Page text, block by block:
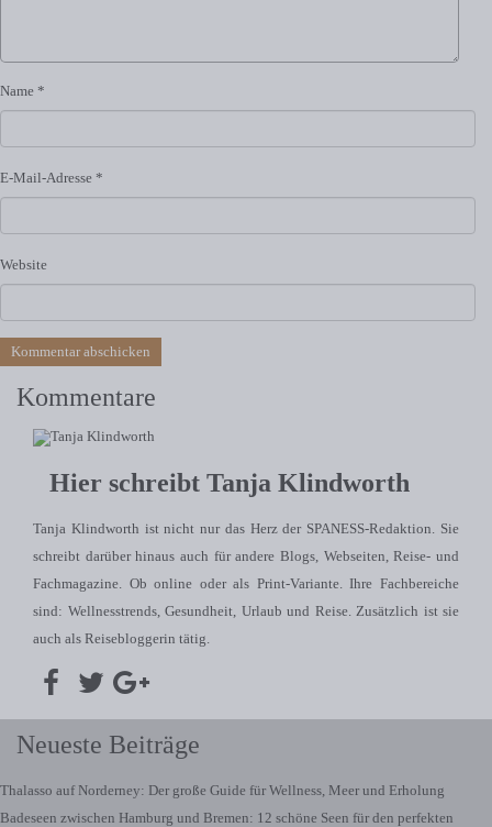
Name *
E-Mail-Adresse *
Website
Kommentare
Hier schreibt Tanja Klindworth
Tanja Klindworth ist nicht nur das Herz der SPANESS-Redaktion. Sie
schreibt darüber hinaus auch für andere Blogs, Webseiten, Reise- und
Fachmagazine. Ob online oder als Print-Variante. Ihre Fachbereiche
sind: Wellnesstrends, Gesundheit, Urlaub und Reise. Zusätzlich ist sie
auch als Reisebloggerin tätig.
Neueste Beiträge
Thalasso auf Norderney: Der große Guide für Wellness, Meer und Erholung
Badeseen zwischen Hamburg und Bremen: 12 schöne Seen für den perfekten